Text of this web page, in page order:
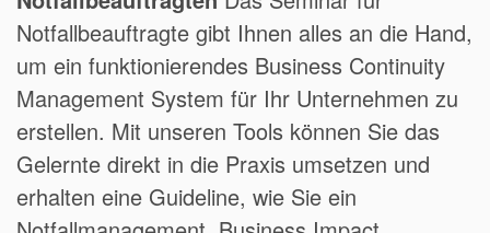
Notfallbeauftragte gibt Ihnen alles an die Hand,
um ein funktionierendes Business Continuity
Management System für Ihr Unternehmen zu
erstellen. Mit unseren Tools können Sie das
Gelernte direkt in die Praxis umsetzen und
erhalten eine Guideline, wie Sie ein